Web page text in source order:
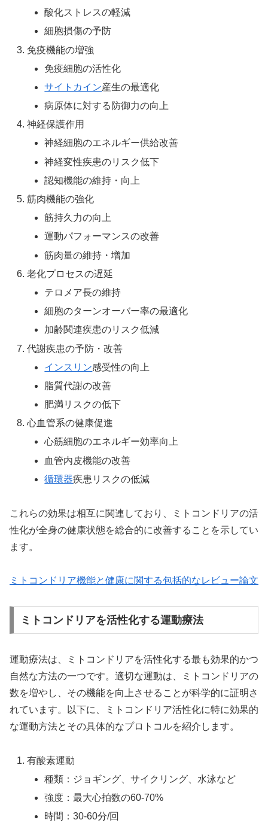
酸化ストレスの軽減
細胞損傷の予防
免疫機能の増強
免疫細胞の活性化
サイトカイン産生の最適化
病原体に対する防御力の向上
神経保護作用
神経細胞のエネルギー供給改善
神経変性疾患のリスク低下
認知機能の維持・向上
筋肉機能の強化
筋持久力の向上
運動パフォーマンスの改善
筋肉量の維持・増加
老化プロセスの遅延
テロメア長の維持
細胞のターンオーバー率の最適化
加齢関連疾患のリスク低減
代謝疾患の予防・改善
インスリン感受性の向上
脂質代謝の改善
肥満リスクの低下
心血管系の健康促進
心筋細胞のエネルギー効率向上
血管内皮機能の改善
循環器疾患リスクの低減
これらの効果は相互に関連しており、ミトコンドリアの活
性化が全身の健康状態を総合的に改善することを示してい
ます。
ミトコンドリア機能と健康に関する包括的なレビュー論文
ミトコンドリアを活性化する運動療法
運動療法は、ミトコンドリアを活性化する最も効果的かつ
自然な方法の一つです。適切な運動は、ミトコンドリアの
数を増やし、その機能を向上させることが科学的に証明さ
れています。以下に、ミトコンドリア活性化に特に効果的
な運動方法とその具体的なプロトコルを紹介します。
有酸素運動
種類：ジョギング、サイクリング、水泳など
強度：最大心拍数の60-70%
時間：30-60分/回